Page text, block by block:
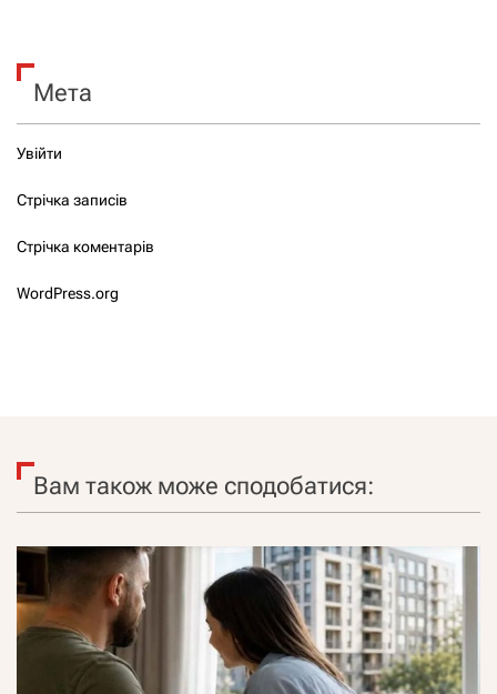
Мета
Увійти
Стрічка записів
Стрічка коментарів
WordPress.org
Вам також може сподобатися: